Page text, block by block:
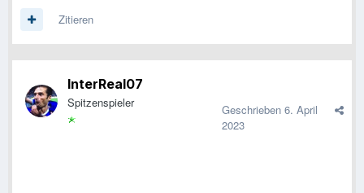
Zitieren
InterReal07
Spitzenspieler Geschrieben 6. April
2023